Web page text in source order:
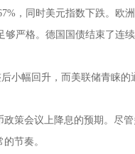
，同时美元指数下跌。欧
够严格。德国国债结束了连
小幅回升，而美联储青睐
策会议上降息的预期。尽
节奏。